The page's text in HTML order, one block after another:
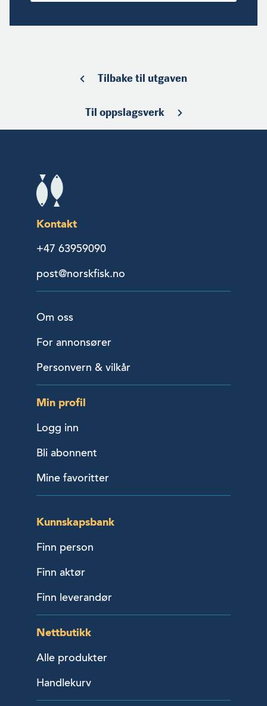
Tilbake til utgaven
Til oppslagsverk
Kontakt
+47 63959090
post@norskfisk.no
Om oss
For annonsører
Personvern & vilkår
Min profil
Logg inn
Bli abonnent
Mine favoritter
Kunnskapsbank
Finn person
Finn aktør
Finn leverandør
Nettbutikk
Alle produkter
Handlekurv